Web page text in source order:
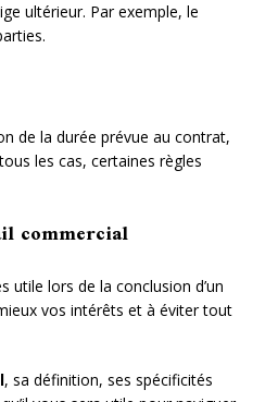
ultérieur. Par exemple, le
de la durée prévue au contrat,
les cas, certaines règles
commercial
utile lors de la conclusion d’un
vos intérêts et à éviter tout
, sa définition, ses spécificités